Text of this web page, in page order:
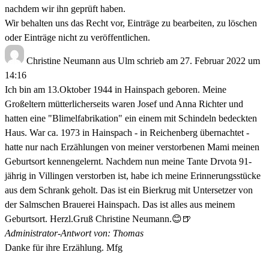
nachdem wir ihn geprüft haben.
Wir behalten uns das Recht vor, Einträge zu bearbeiten, zu löschen
oder Einträge nicht zu veröffentlichen.
Christine Neumann aus Ulm schrieb am 27. Februar 2022 um
14:16
Ich bin am 13.Oktober 1944 in Hainspach geboren. Meine
Großeltern mütterlicherseits waren Josef und Anna Richter und
hatten eine "Blimelfabrikation" ein einem mit Schindeln bedeckten
Haus. War ca. 1973 in Hainspach - in Reichenberg übernachtet -
hatte nur nach Erzählungen von meiner verstorbenen Mami meinen
Geburtsort kennengelernt. Nachdem nun meine Tante Drvota 91-
jährig in Villingen verstorben ist, habe ich meine Erinnerungsstücke
aus dem Schrank geholt. Das ist ein Bierkrug mit Untersetzer von
der Salmschen Brauerei Hainspach. Das ist alles aus meinem
Geburtsort. Herzl.Gruß Christine Neumann.😊🍺
Administrator-Antwort von: Thomas
Danke für ihre Erzählung. Mfg